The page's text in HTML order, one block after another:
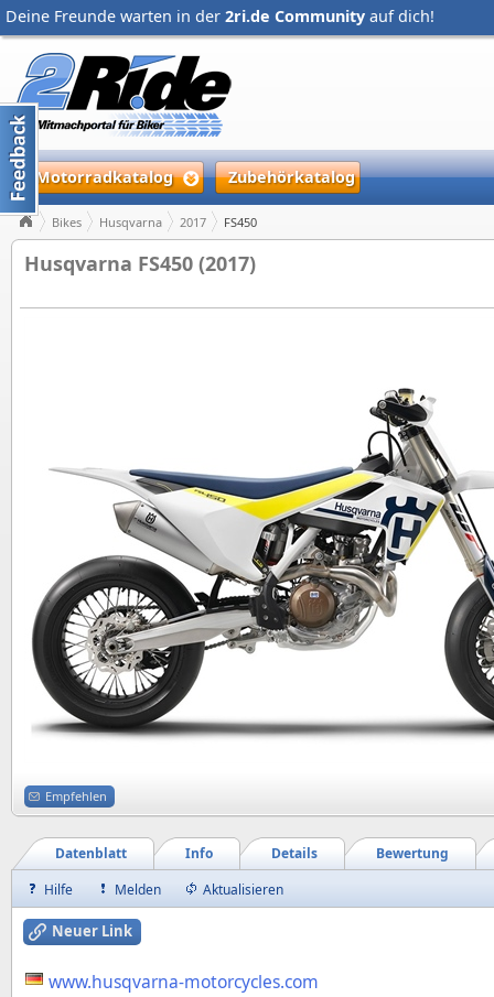
Deine Freunde warten in der 2ri.de Community auf dich!
Motorradkatalog Zubehörkatalog
Bikes Husqvarna 2017 FS450
Husqvarna FS450 (2017)
Empfehlen
Bewertung
Details
Info
Datenblatt
Hilfe
Melden Aktualisieren
Neuer Link
www.husqvarna-motorcycles.com